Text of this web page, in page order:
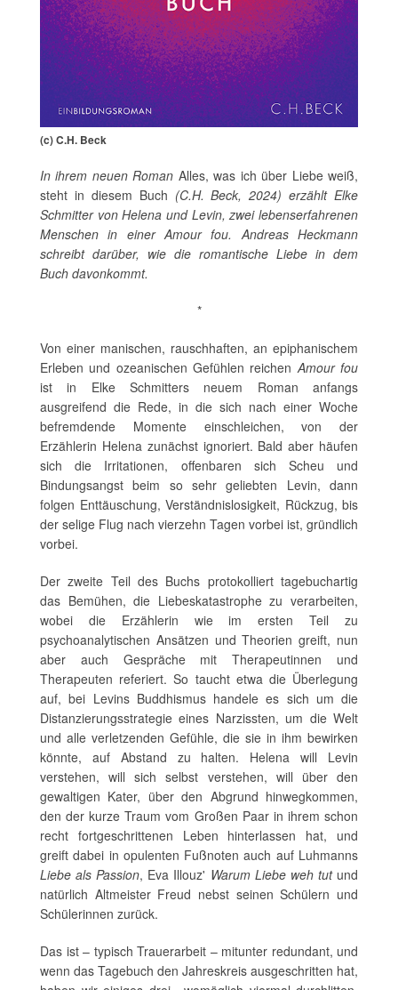
(c) C.H. Beck
In ihrem neuen Roman Alles, was ich über Liebe weiß,
steht in diesem Buch (C.H. Beck, 2024) erzählt Elke
Schmitter von Helena und Levin, zwei lebenserfahrenen
Menschen in einer Amour fou. Andreas Heckmann
schreibt darüber, wie die romantische Liebe in dem
Buch davonkommt.
*
Von einer manischen, rauschhaften, an epiphanischem
Erleben und ozeanischen Gefühlen reichenAmour fou
ist in Elke Schmitters neuem Roman anfangs
ausgreifend die Rede, in die sich nach einer Woche
befremdende Momente einschleichen, von der
Erzählerin Helena zunächst ignoriert. Bald aber häufen
sich die Irritationen, offenbaren sich Scheu und
Bindungsangst beim so sehr geliebten Levin, dann
folgen Enttäuschung, Verständnislosigkeit, Rückzug, bis
der selige Flug nach vierzehn Tagen vorbei ist, gründlich
vorbei.
Der zweite Teil des Buchs protokolliert tagebuchartig
das Bemühen, die Liebeskatastrophe zu verarbeiten,
wobei die Erzählerin wie im ersten Teil zu
psychoanalytischen Ansätzen und Theorien greift, nun
aber auch Gespräche mit Therapeutinnen und
Therapeuten referiert. So taucht etwa die Überlegung
auf, bei Levins Buddhismus handele es sich um die
Distanzierungsstrategie eines Narzissten, um die Welt
und alle verletzenden Gefühle, die sie in ihm bewirken
könnte, auf Abstand zu halten. Helena will Levin
verstehen, will sich selbst verstehen, will über den
gewaltigen Kater, über den Abgrund hinwegkommen,
den der kurze Traum vom Großen Paar in ihrem schon
recht fortgeschrittenen Leben hinterlassen hat, und
greift dabei in opulenten Fußnoten auch auf Luhmanns
Liebe als Passion, Eva Illouz' Warum Liebe weh tut und
natürlich Altmeister Freud nebst seinen Schülern und
Schülerinnen zurück.
Das ist – typisch Trauerarbeit – mitunter redundant, und
wenn das Tagebuch den Jahreskreis ausgeschritten hat,